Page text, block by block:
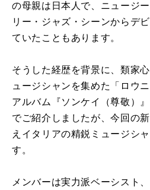
の母親は日本人で、ニュージ
リー・ジャズ・シーンからデ
ていたこともあります。
そうした経歴を背景に、類家
ュージシャンを集めた「ロウ
アルバム『ソンケイ（尊敬）』
でご紹介しましたが、今回の
えイタリアの精鋭ミュージシ
す。
メンバーは実力派ベーシスト